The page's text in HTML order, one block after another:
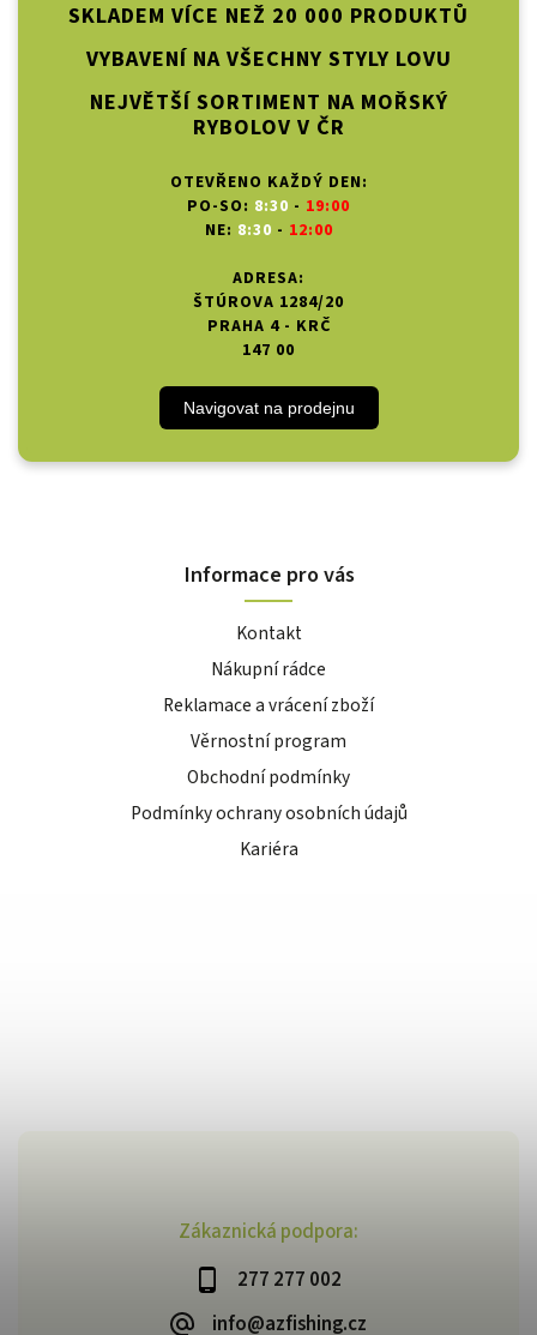
Zákaznická podpora:
277 277 002
info@azfishing.cz
SKLADEM VÍCE NEŽ 20 000 PRODUKTŮ
VYBAVENÍ NA VŠECHNY STYLY LOVU
NEJVĚTŠÍ SORTIMENT NA MOŘSKÝ
RYBOLOV V ČR
OTEVŘENO KAŽDÝ DEN:
PO-SO: 8:30 - 19:00
NE: 8:30 - 12:00
ADRESA:
ŠTÚROVA 1284/20
PRAHA 4 - KRČ
147 00
Navigovat na prodejnu
Informace pro vás
Kontakt
Nákupní rádce
Reklamace a vrácení zboží
Věrnostní program
Obchodní podmínky
Podmínky ochrany osobních údajů
Kariéra